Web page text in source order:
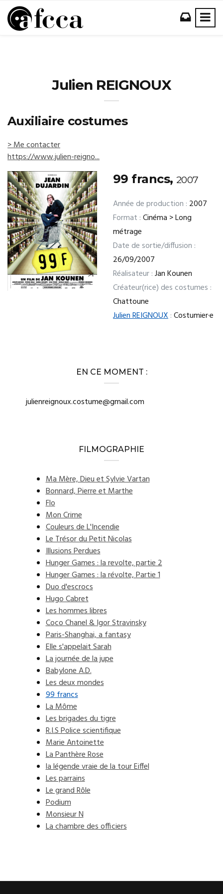
Julien REIGNOUX
Auxiliaire costumes
> Me contacter
https://www.julien-reigno...
99 francs, 2007
Année de production : 2007
Format :Cinéma > Long
métrage
Date de sortie/diffusion :
26/09/2007
Réalisateur :Jan Kounen
Créateur(rice) des costumes :
Chattoune
Julien REIGNOUX:Costumier·e
EN CE MOMENT :
julienreignoux.costume@gmail.com
FILMOGRAPHIE
Ma Mère, Dieu et Sylvie Vartan
Bonnard, Pierre et Marthe
Flo
Mon Crime
Couleurs de L'Incendie
Le Trésor du Petit Nicolas
Illusions Perdues
Hunger Games : la revolte, partie 2
Hunger Games : la révolte, Partie 1
Duo d'escrocs
Hugo Cabret
Les hommes libres
Coco Chanel & Igor Stravinsky
Paris-Shanghai, a fantasy
Elle s'appelait Sarah
La journée de la jupe
Babylone A.D.
Les deux mondes
99 francs
La Môme
Les brigades du tigre
R.I.S Police scientifique
Marie Antoinette
La Panthère Rose
la légende vraie de la tour Eiffel
Les parrains
Le grand Rôle
Podium
Monsieur N
La chambre des officiers